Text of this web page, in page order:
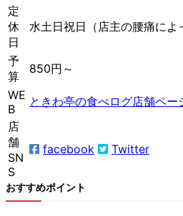
定
休
日
水土日祝日（店主の腰痛によ
予
算
850円～
WE
B
ときわ亭の食べログ店舗ペー
店
舗
SN
S
facebook Twitter
おすすめポイント